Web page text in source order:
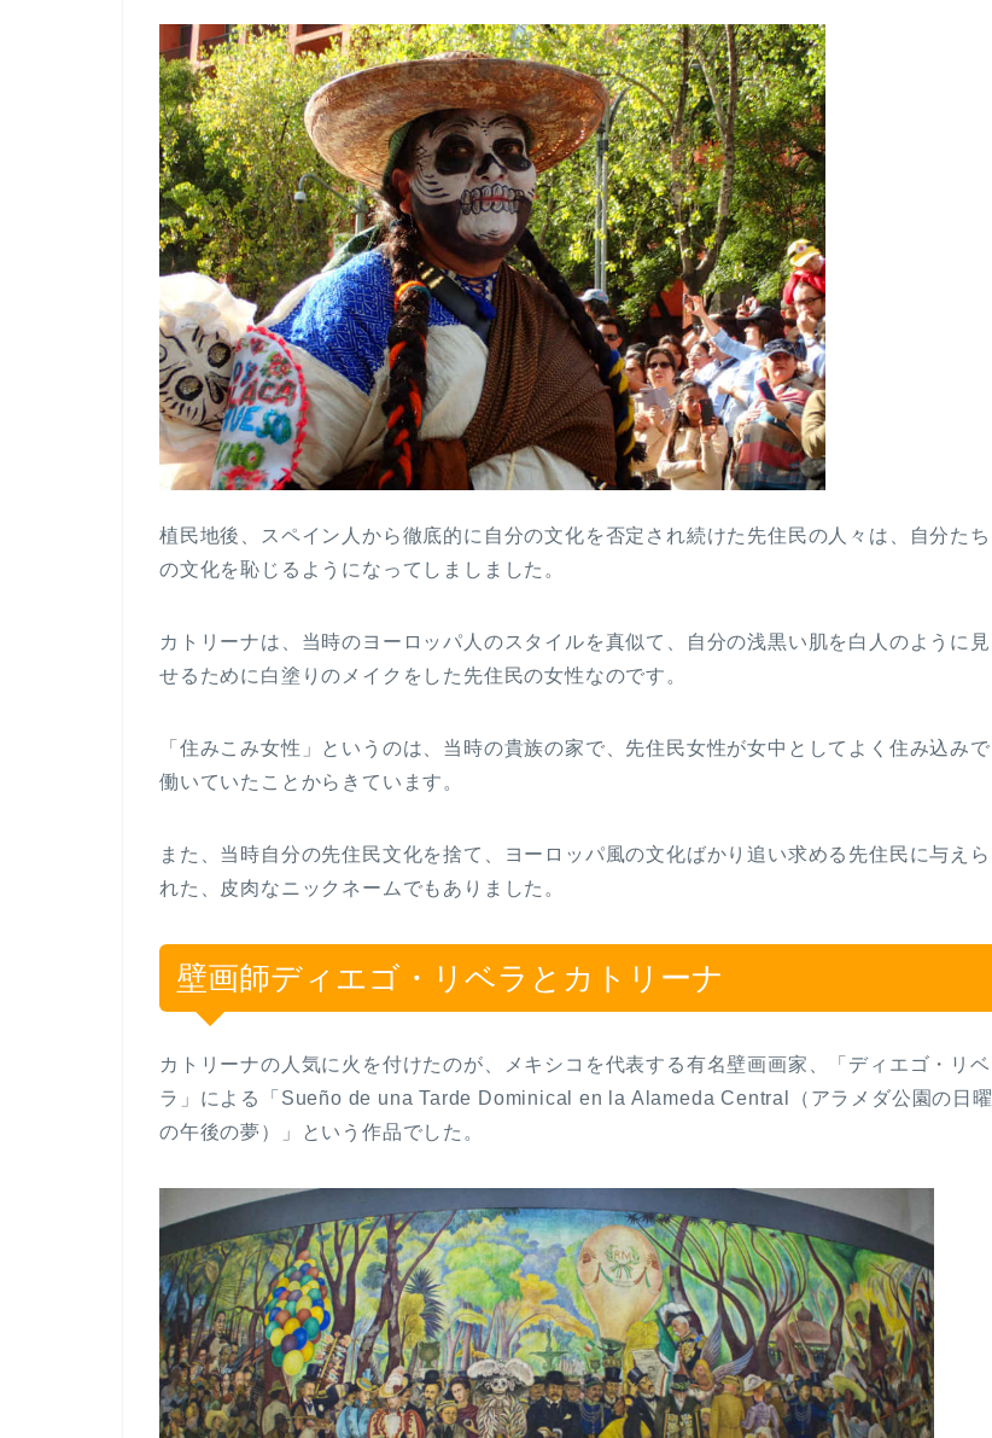
植民地後、スペイン人から徹底的に自分の文化を否定され続けた先住民の人々は、自分たち
の文化を恥じるようになってしましました。
カトリーナは、当時のヨーロッパ人のスタイルを真似て、自分の浅黒い肌を白人のように見
せるために白塗りのメイクをした先住民の女性なのです。
「住みこみ女性」というのは、当時の貴族の家で、先住民女性が女中としてよく住み込みで
働いていたことからきています。
また、当時自分の先住民文化を捨て、ヨーロッパ風の文化ばかり追い求める先住民に与えら
れた、皮肉なニックネームでもありました。
壁画師ディエゴ・リベラとカトリーナ
カトリーナの人気に火を付けたのが、メキシコを代表する有名壁画画家、「ディエゴ・リベ
ラ」による「Sueño de una Tarde Dominical en la Alameda Central（アラメダ公園の日曜
の午後の夢）」という作品でした。